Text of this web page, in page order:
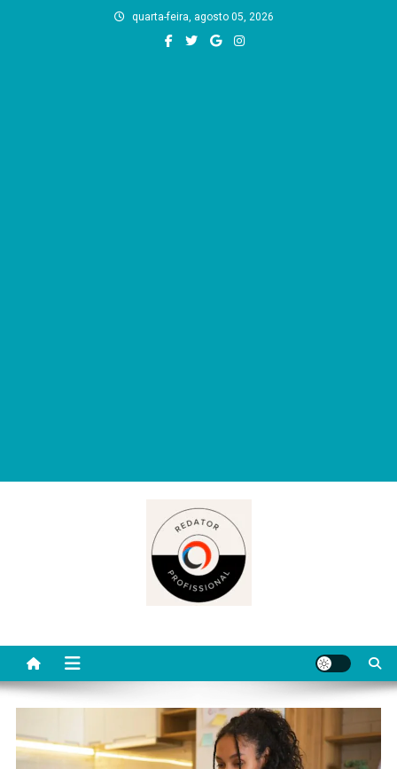
quarta-feira, agosto 05, 2026
completas e conteúdos úteis para começar, evoluir e se destacar
como redator freelancer no mercado digital.